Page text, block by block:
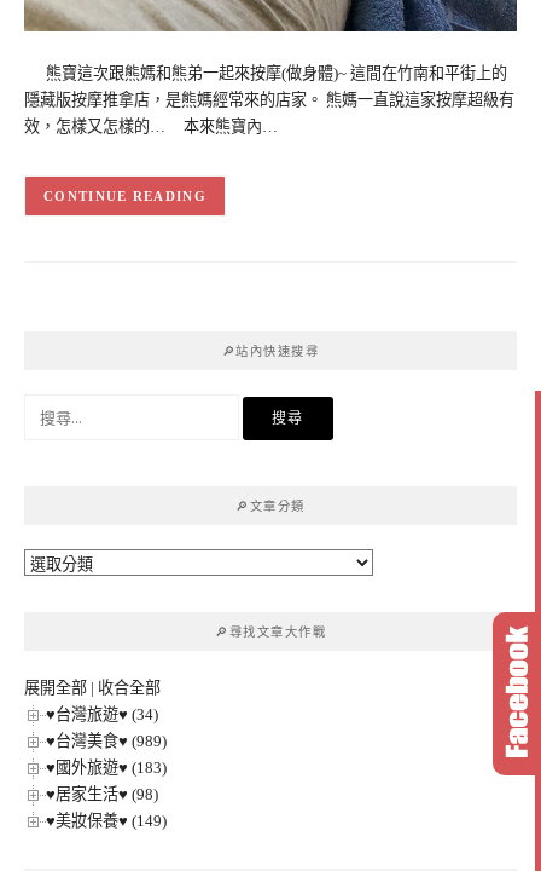
熊寶這次跟熊媽和熊弟一起來按摩(做身體)~ 這間在竹南和平街上的
隱藏版按摩推拿店，是熊媽經常來的店家。 熊媽一直說這家按摩超級有
效，怎樣又怎樣的… 本來熊寶內…
CONTINUE READING
🔎站內快速搜尋
🔎文章分類
🔎
🔎尋找文章大作戰
展開全部 | 收合全部
♥台灣旅遊♥ (34)
♥台灣美食♥ (989)
♥國外旅遊♥ (183)
♥居家生活♥ (98)
♥美妝保養♥ (149)